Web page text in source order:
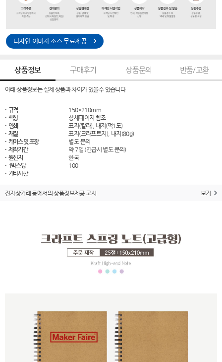
디자인 이미지 소스 무료제공
상품정보 구매후기 상품문의 반품/교환
아래 상품정보는 실제 상품과 차이가 있을수 있습니다
· 규격
150*210mm
· 색상
상세페이지 참조
· 인쇄
표지(칼라), 내지(먹1도)
· 재질
표지(크라프트지), 내지(80g)
· 케이스 및 포장
별도 문의
· 제작기간
약 7일 (긴급시 별도 문의)
· 원산지
한국
· 1박스당
100
· 기타사항
전자상거래 등에서의 상품정보제공 고시 보기